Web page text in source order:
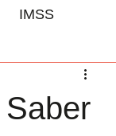
IMSS
Asesoría Fiscal